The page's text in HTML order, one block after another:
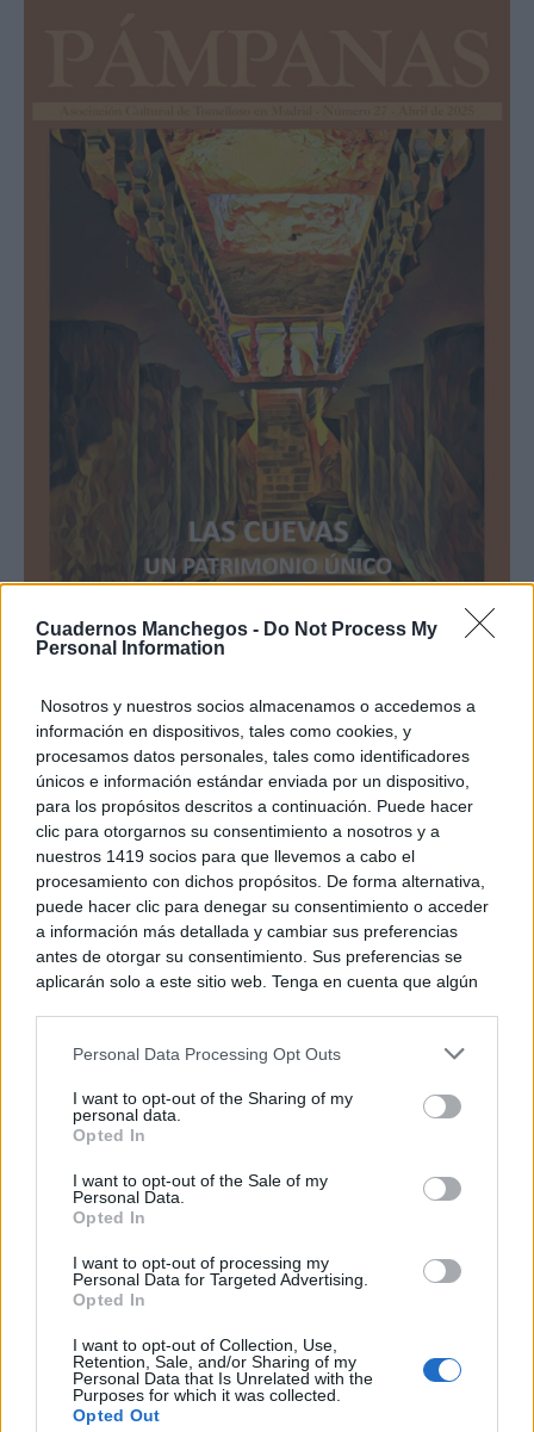
Cuadernos Manchegos - Do Not Process My
Personal Information
Nosotros y nuestros socios almacenamos o accedemos a
información en dispositivos, tales como cookies, y
procesamos datos personales, tales como identificadores
únicos e información estándar enviada por un dispositivo,
para los propósitos descritos a continuación. Puede hacer
clic para otorgarnos su consentimiento a nosotros y a
nuestros 1419 socios para que llevemos a cabo el
procesamiento con dichos propósitos. De forma alternativa,
puede hacer clic para denegar su consentimiento o acceder
a información más detallada y cambiar sus preferencias
antes de otorgar su consentimiento. Sus preferencias se
aplicarán solo a este sitio web. Tenga en cuenta que algún
rechazar tal procesamiento. Puede cambiar sus preferencias
a este sitio y haciendo clic en el botón "Privacidad" en la
parte inferior de la página web.
Please note that this website/app uses one or more Google
services and may gather and store information including but
not limited to your visit or usage behaviour. You may click to
use your data for below specified purposes in below Google
consent section.
Personal Data Processing Opt Outs
I want to opt-out of the Sharing of my
personal data.
Opted In
I want to opt-out of the Sale of my
Personal Data.
Opted In
I want to opt-out of processing my
Personal Data for Targeted Advertising.
Opted In
I want to opt-out of Collection, Use,
Retention, Sale, and/or Sharing of my
Personal Data that Is Unrelated with the
Purposes for which it was collected.
Opted Out
Las cuevas de Tomelloso protagonistas de la
revista Pámpanas en su 27ª edición
TE RECOMENDAMOS
Un verdadero MMORPG de la vieja escuela ¡Cómo los
de antes, pero mejor!
DISCOVER WITH
Últimas noticias
La Terraza Ayer y Hoy sortea diez entradas
para vivir 40...
06/08/2026